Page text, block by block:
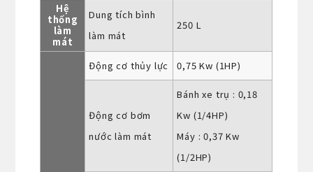
Hệ
thống
làm
mát
Dung tích bình
làm mát
250 L
Động cơ thủy lực 0,75 Kw (1HP)
Động cơ bơm
nước làm mát
Bánh xe trụ : 0,18
Kw (1/4HP)
Máy : 0,37 Kw
(1/2HP)